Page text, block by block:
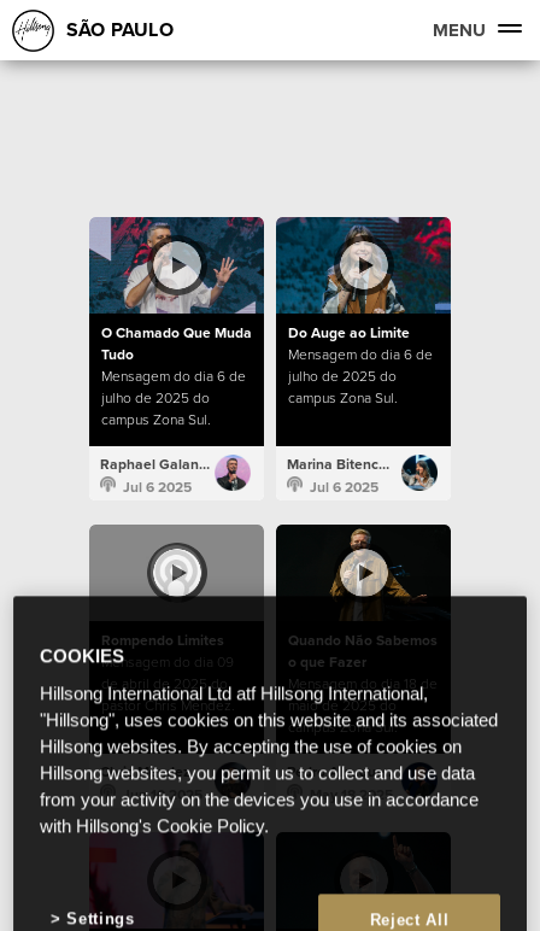
SÃO PAULO MENU
O Chamado Que Muda
Tudo
Mensagem do dia 6 de
julho de 2025 do
campus Zona Sul.
Raphael Galante
Jul 6 2025
Do Auge ao Limite
Mensagem do dia 6 de
julho de 2025 do
campus Zona Sul.
Marina Bitencourt
Jul 6 2025
Rompendo Limites
Mensagem do dia 09
de abril de 2025 do
pastor Chris Mendez.
Chris Mendez
Jun 10 2025
Quando Não Sabemos
o que Fazer
Mensagem do dia 18 de
maio de 2025 do
campus Zona Sul.
Pedro Albuquerque
May 18 2025
COOKIES
Hillsong International Ltd atf Hillsong International,
"Hillsong", uses cookies on this website and its associated
Hillsong websites. By accepting the use of cookies on
Hillsong websites, you permit us to collect and use data
from your activity on the devices you use in accordance
with Hillsong's Cookie Policy.
Reject All
Settings